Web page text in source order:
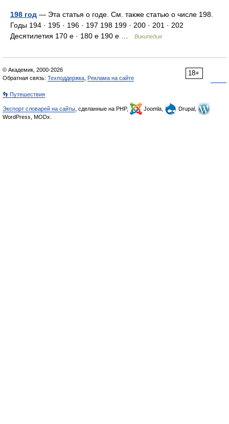
198 год — Эта статья о годе. См. также статью о числе 198.
Годы 194 · 195 · 196 · 197 198 199 · 200 · 201 · 202
Десятилетия 170 е · 180 е 190 е …
Википедия
18+
© Академик, 2000-2026
Обратная связь: Техподдержка Реклама на сайте
👣 Путешествия
Экспорт словарей на сайты , сделанные на PHP, Joomla,
Drupal,
WordPress, MODx.